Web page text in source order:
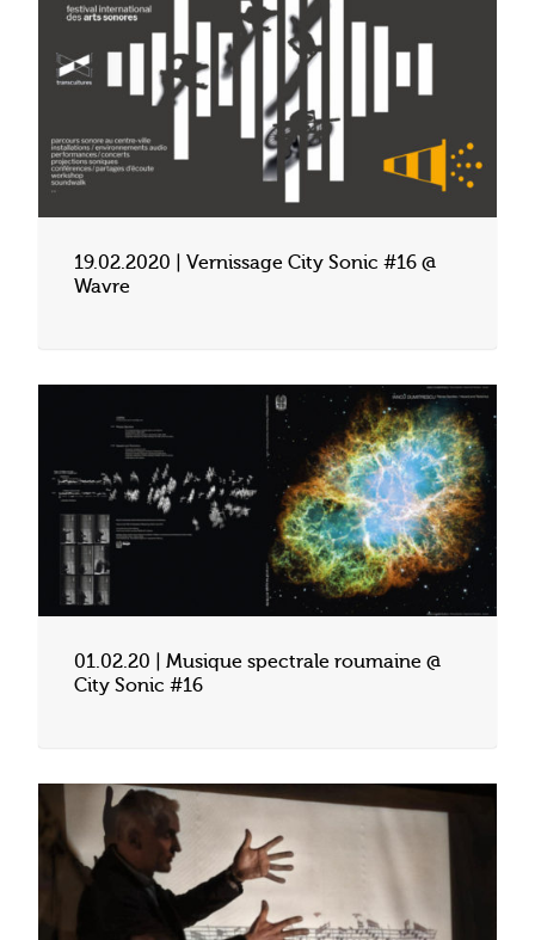
19.02.2020 | Vernissage City Sonic #16 @
Wavre
01.02.20 | Musique spectrale roumaine @
City Sonic #16